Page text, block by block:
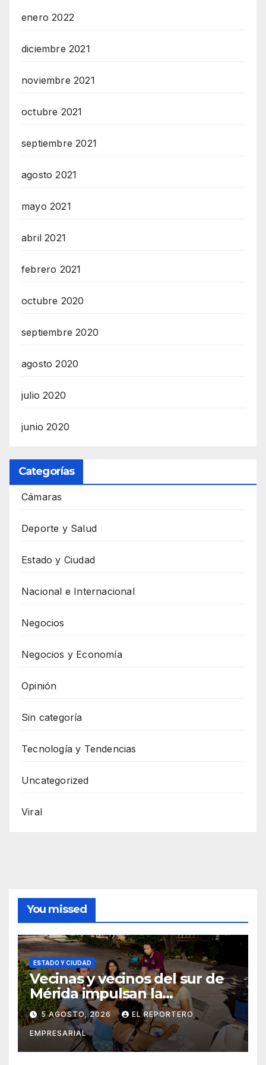
enero 2022
diciembre 2021
noviembre 2021
octubre 2021
septiembre 2021
agosto 2021
mayo 2021
abril 2021
febrero 2021
octubre 2020
septiembre 2020
agosto 2020
julio 2020
junio 2020
Categorías
Cámaras
Deporte y Salud
Estado y Ciudad
Nacional e Internacional
Negocios
Negocios y Economía
Opinión
Sin categoría
Tecnología y Tendencias
Uncategorized
Viral
You missed
ESTADO Y CIUDAD
Vecinas y vecinos del sur de
Mérida impulsan la
recuperación de espacios
comunitarios
5 AGOSTO, 2026 EL REPORTERO
EMPRESARIAL